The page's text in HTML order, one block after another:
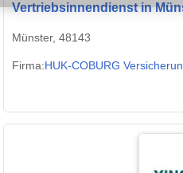
Vertriebsinnendienst in
Münster, 48143
Firma:HUK-COBURG